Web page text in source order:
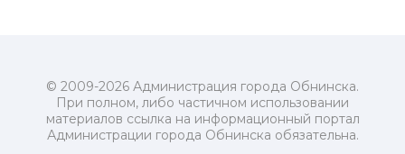
© 2009-2026 Администрация города Обнинска.
При полном, либо частичном использовании
материалов ссылка на информационный портал
Администрации города Обнинска обязательна.